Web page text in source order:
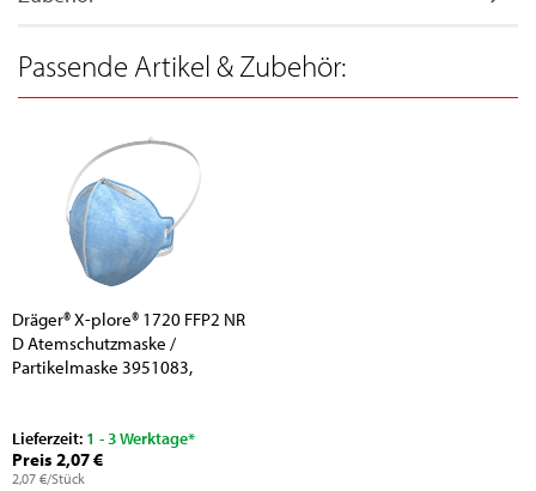
Passende Artikel & Zubehör:
Dräger® X-plore® 1720 FFP2 NR
D Atemschutzmaske /
Partikelmaske 3951083,
Lieferzeit: 1 - 3 Werktage*
Preis 2,07 €
2,07 €/Stück